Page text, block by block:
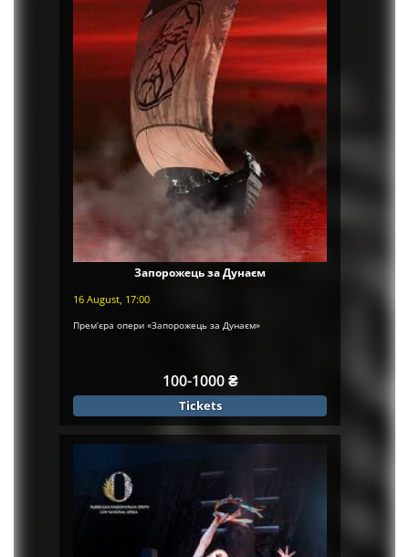
Запорожець за Дунаєм
16 August, 17:00
Прем’єра опери «Запорожець за Дунаєм»
100-1000 ₴
Tickets